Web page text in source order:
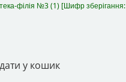
філія №3(1) Шифр зберігання:
у кошик